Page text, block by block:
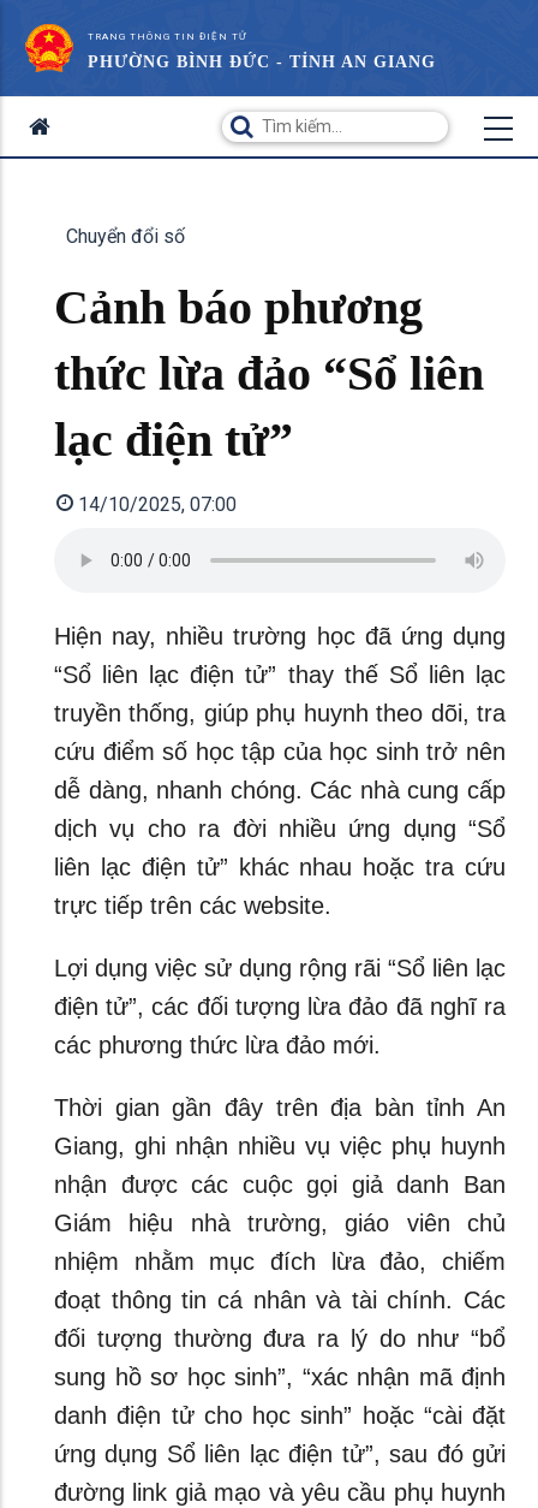
TRANG THÔNG TIN ĐIỆN TỬ
PHƯỜNG BÌNH ĐỨC - TỈNH AN GIANG
Chuyển đổi số
Cảnh báo phương
thức lừa đảo “Sổ liên
lạc điện tử”
14/10/2025, 07:00
Hiện nay, nhiều trường học đã ứng dụng
“Sổ liên lạc điện tử” thay thế Sổ liên lạc
truyền thống, giúp phụ huynh theo dõi, tra
cứu điểm số học tập của học sinh trở nên
dễ dàng, nhanh chóng. Các nhà cung cấp
dịch vụ cho ra đời nhiều ứng dụng “Sổ
liên lạc điện tử” khác nhau hoặc tra cứu
trực tiếp trên các website.
Lợi dụng việc sử dụng rộng rãi “Sổ liên lạc
điện tử”, các đối tượng lừa đảo đã nghĩ ra
các phương thức lừa đảo mới.
Thời gian gần đây trên địa bàn tỉnh An
Giang, ghi nhận nhiều vụ việc phụ huynh
nhận được các cuộc gọi giả danh Ban
Giám hiệu nhà trường, giáo viên chủ
nhiệm nhằm mục đích lừa đảo, chiếm
đoạt thông tin cá nhân và tài chính. Các
đối tượng thường đưa ra lý do như “bổ
sung hồ sơ học sinh”, “xác nhận mã định
danh điện tử cho học sinh” hoặc “cài đặt
ứng dụng Sổ liên lạc điện tử”, sau đó gửi
đường link giả mạo và yêu cầu phụ huynh